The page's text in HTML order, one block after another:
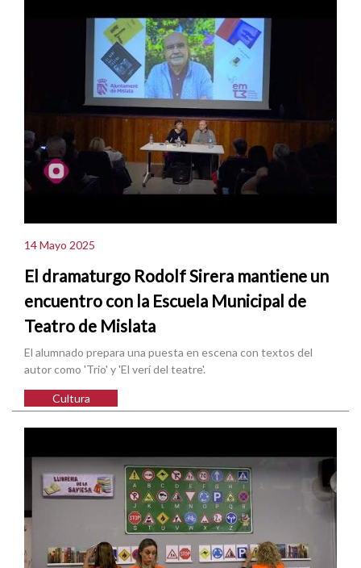
14 Mayo 2025
El dramaturgo Rodolf Sirera mantiene un
encuentro con la Escuela Municipal de
Teatro de Mislata
El alumnado prepara una puesta en escena con textos del
autor como 'Trio' y 'El verí del teatre'.
Cultura